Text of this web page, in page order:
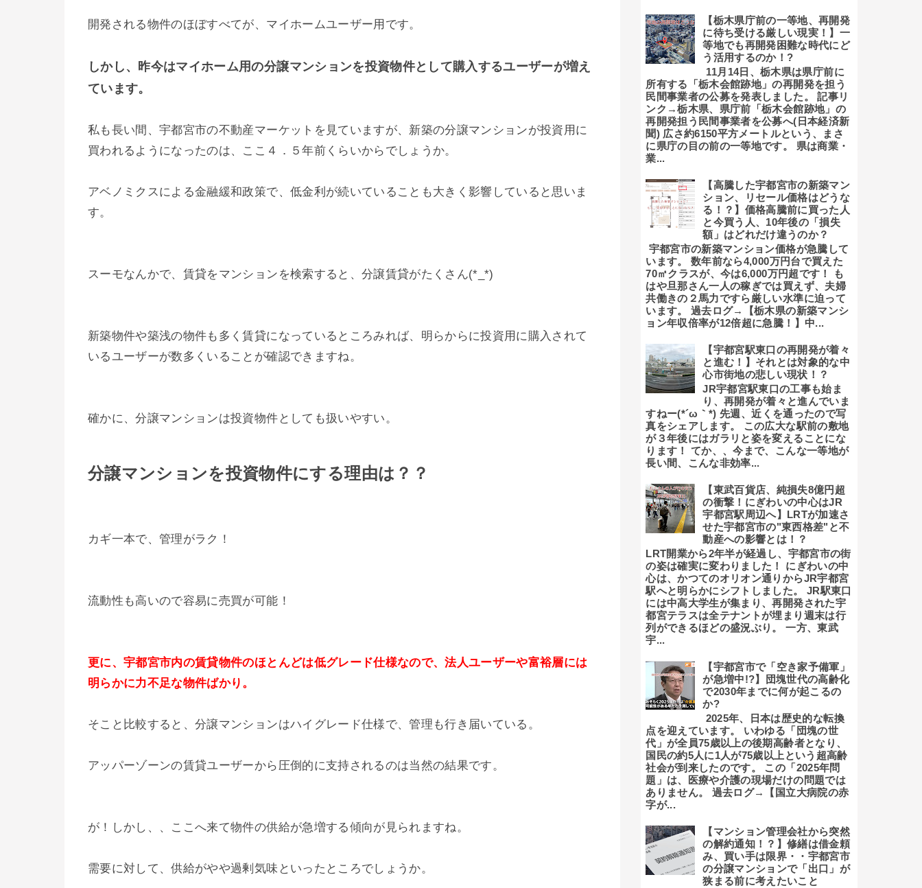
開発される物件のほぼすべてが、マイホームユーザー用です。
しかし、昨今はマイホーム用の分譲マンションを投資物件として購入するユーザーが増え
ています。
私も長い間、宇都宮市の不動産マーケットを見ていますが、新築の分譲マンションが投資用に
買われるようになったのは、ここ４．５年前くらいからでしょうか。
アベノミクスによる金融緩和政策で、低金利が続いていることも大きく影響していると思いま
す。
スーモなんかで、賃貸をマンションを検索すると、分譲賃貸がたくさん(*_*)
新築物件や築浅の物件も多く賃貸になっているところみれば、明らからに投資用に購入されて
いるユーザーが数多くいることが確認できますね。
確かに、分譲マンションは投資物件としても扱いやすい。
分譲マンションを投資物件にする理由は？？
カギ一本で、管理がラク！
流動性も高いので容易に売買が可能！
更に、宇都宮市内の賃貸物件のほとんどは低グレード仕様なので、法人ユーザーや富裕層には
明らかに力不足な物件ばかり。
そこと比較すると、分譲マンションはハイグレード仕様で、管理も行き届いている。
アッパーゾーンの賃貸ユーザーから圧倒的に支持されるのは当然の結果です。
が！しかし、、ここへ来て物件の供給が急増する傾向が見られますね。
需要に対して、供給がやや過剰気味といったところでしょうか。
【栃木県庁前の一等地、再開発
に待ち受ける厳しい現実！】一
等地でも再開発困難な時代にど
う活用するのか！?
11月14日、栃木県は県庁前に
所有する「栃木会館跡地」の再開発を担う
民間事業者の公募を発表しました。 記事リ
ンク→栃木県、県庁前「栃木会館跡地」の
再開発担う民間事業者を公募へ(日本経済新
聞) 広さ約6150平方メートルという、まさ
に県庁の目の前の一等地です。 県は商業・
業...
【高騰した宇都宮市の新築マン
ション、リセール価格はどうな
る！？】価格高騰前に買った人
と今買う人、10年後の「損失
額」はどれだけ違うのか？
宇都宮市の新築マンション価格が急騰して
います。 数年前なら4,000万円台で買えた
70㎡クラスが、今は6,000万円超です！ も
はや旦那さん一人の稼ぎでは買えず、夫婦
共働きの２馬力ですら厳しい水準に迫って
います。 過去ログ→【栃木県の新築マンシ
ョン年収倍率が12倍超に急騰！】中...
【宇都宮駅東口の再開発が着々
と進む！】それとは対象的な中
心市街地の悲しい現状！？
JR宇都宮駅東口の工事も始ま
り、再開発が着々と進んでいま
すねー(*´ω｀*) 先週、近くを通ったので写
真をシェアします。 この広大な駅前の敷地
が３年後にはガラリと姿を変えることにな
ります！ てか、、今まで、こんな一等地が
長い間、こんな非効率...
【東武百貨店、純損失8億円超
の衝撃！にぎわいの中心はJR
宇都宮駅周辺へ】LRTが加速さ
せた宇都宮市の"東西格差"と不
動産への影響とは！？
LRT開業から2年半が経過し、宇都宮市の街
の姿は確実に変わりました！ にぎわいの中
心は、かつてのオリオン通りからJR宇都宮
駅へと明らかにシフトしました。 JR駅東口
には中高大学生が集まり、再開発された宇
都宮テラスは全テナントが埋まり週末は行
列ができるほどの盛況ぶり。 一方、東武
宇...
【宇都宮市で「空き家予備軍」
が急増中!?】団塊世代の高齢化
で2030年までに何が起こるの
か?
2025年、日本は歴史的な転換
点を迎えています。 いわゆる「団塊の世
代」が全員75歳以上の後期高齢者となり、
国民の約5人に1人が75歳以上という超高齢
社会が到来したのです。 この「2025年問
題」は、医療や介護の現場だけの問題では
ありません。 過去ログ→【国立大病院の赤
字が...
【マンション管理会社から突然
の解約通知！？】修繕は借金頼
み、買い手は限界・・宇都宮市
の分譲マンションで「出口」が
狭まる前に考えたいこと